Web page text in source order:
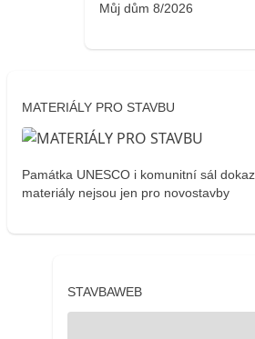
Můj dům 8/2026
MATERIÁLY PRO STAVBU
Památka UNESCO i komunitní sál
materiály nejsou jen pro novostavby
STAVBAWEB